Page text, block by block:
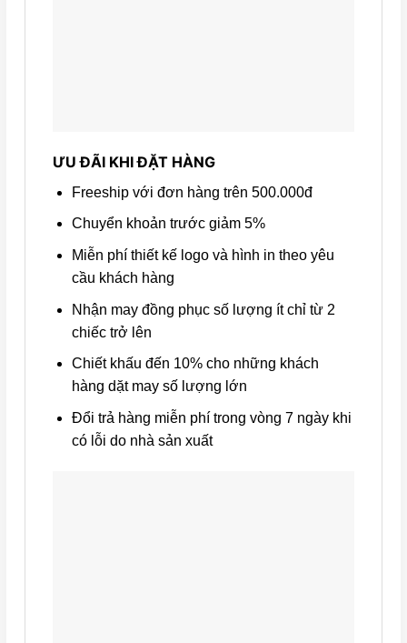
ƯU ĐÃI KHI ĐẶT HÀNG
Freeship với đơn hàng trên 500.000đ
Chuyển khoản trước giảm 5%
Miễn phí thiết kế logo và hình in theo yêu
cầu khách hàng
Nhận may đồng phục số lượng ít chỉ từ 2
chiếc trở lên
Chiết khấu đến 10% cho những khách
hàng dặt may số lượng lớn
Đổi trả hàng miễn phí trong vòng 7 ngày khi
có lỗi do nhà sản xuất